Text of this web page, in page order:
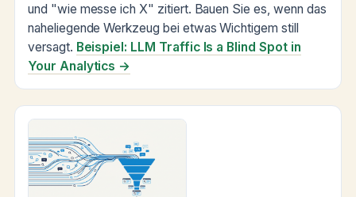
und "wie messe ich X" zitiert. Bauen Sie es, wenn das
naheliegende Werkzeug bei etwas Wichtigem still
versagt. Beispiel: LLM Traffic Is a Blind Spot in
Your Analytics →